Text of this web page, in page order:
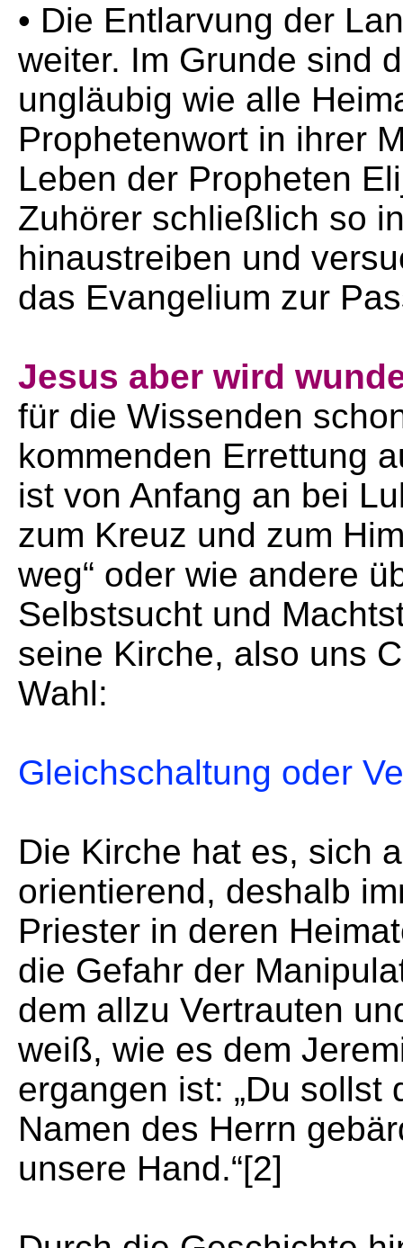
• Die Entlarvung der
weiter. Im Grunde sind
ungläubig wie alle
Prophetenwort in ihrer
Leben der Propheten
Zuhörer schließlich so
hinaustreiben und
das Evangelium zur
Jesus aber wird
für die Wissenden
kommenden Errettung
ist von Anfang an bei
zum Kreuz und zum
weg“ oder wie andere
Selbstsucht und
seine Kirche, also uns
Wahl:
Gleichschaltung oder
Die Kirche hat es, sich
orientierend, deshalb
Priester in deren
die Gefahr der
dem allzu Vertrauten
weiß, wie es dem
ergangen ist: „Du sollst
Namen des Herrn
unsere Hand.“[2]